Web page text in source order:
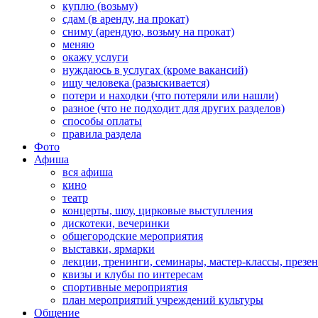
куплю (возьму)
сдам (в аренду, на прокат)
сниму (арендую, возьму на прокат)
меняю
окажу услуги
нуждаюсь в услугах (кроме вакансий)
ищу человека (разыскивается)
потери и находки (что потеряли или нашли)
разное (что не подходит для других разделов)
способы оплаты
правила раздела
Фото
Афиша
вся афиша
кино
театр
концерты, шоу, цирковые выступления
дискотеки, вечеринки
общегородские мероприятия
выставки, ярмарки
лекции, тренинги, семинары, мастер-классы,
квизы и клубы по интересам
спортивные мероприятия
план мероприятий учреждений культуры
Общение